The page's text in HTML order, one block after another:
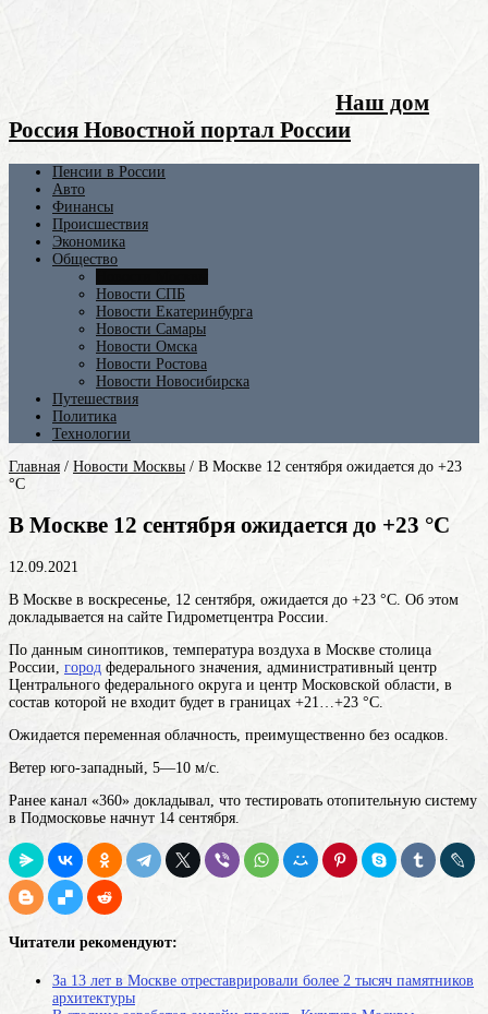
Наш дом
Россия Новостной портал России
Пенсии в России
Авто
Финансы
Происшествия
Экономика
Общество
Новости СПБ
Новости Екатеринбурга
Новости Самары
Новости Омска
Новости Ростова
Новости Новосибирска
Путешествия
Политика
Технологии
Главная / Новости Москвы / В Москве 12 сентября ожидается до +23
°С
В Москве 12 сентября ожидается до +23 °С
12.09.2021
В Москве в воскресенье, 12 сентября, ожидается до +23 °С. Об этом
докладывается на сайте Гидрометцентра России.
По данным синоптиков, температура воздуха в Москве столица
России, город федерального значения, административный центр
Центрального федерального округа и центр Московской области, в
состав которой не входит будет в границах +21…+23 °С.
Ожидается переменная облачность, преимущественно без осадков.
Ветер юго-западный, 5—10 м/c.
Ранее канал «360» докладывал, что тестировать отопительную систему
в Подмосковье начнут 14 сентября.
Читатели рекомендуют:
За 13 лет в Москве отреставрировали более 2 тысяч памятников
архитектуры